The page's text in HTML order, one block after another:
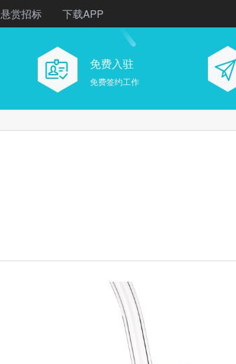
悬赏招标 下载APP
免费入驻
免费签约工作